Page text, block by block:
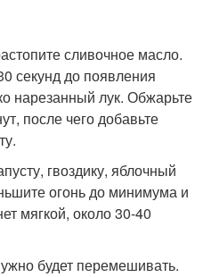
сливочное масло.
секунд до появления
нарезанный лук. Обжарьте
после чего добавьте
гвоздику, яблочный
огонь до минимума и
мягкой, около 30-40
будет перемешивать.